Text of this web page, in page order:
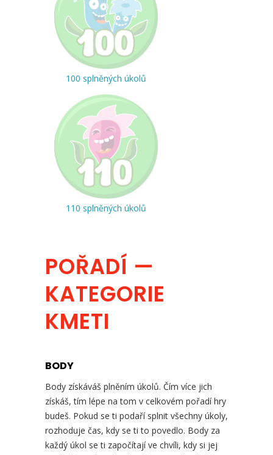
100 splněných úkolů
110 splněných úkolů
POŘADÍ —
KATEGORIE
KMETI
BODY
Body získáváš plněním úkolů. Čím více jich
získáš, tím lépe na tom v celkovém pořadí hry
budeš. Pokud se ti podaří splnit všechny úkoly,
rozhoduje čas, kdy se ti to povedlo. Body za
každý úkol se ti započítají ve chvíli, kdy si jej